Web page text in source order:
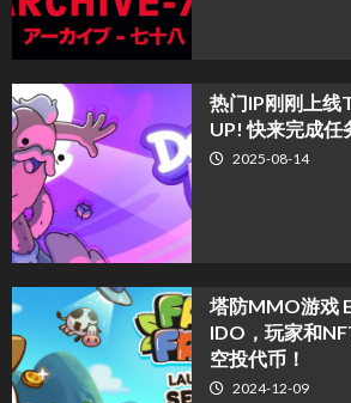
热门IP刚刚上线
UP! 快来完成任
2025-08-14
塔防MMO游戏
IDO，玩家和
空投代币！
2024-12-09